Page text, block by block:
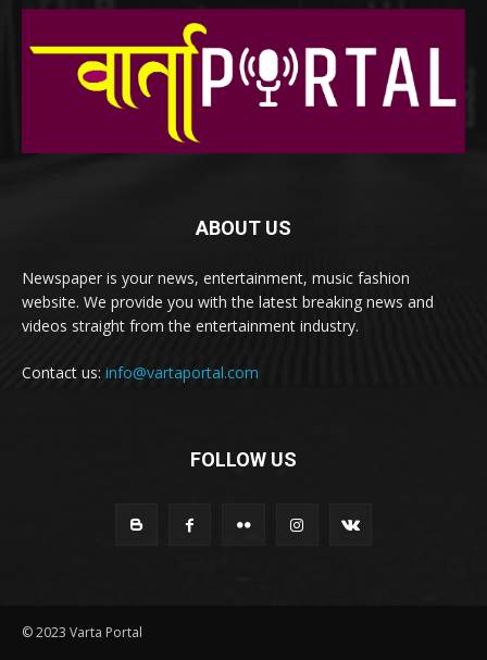
ABOUT US
Newspaper is your news, entertainment, music fashion
website. We provide you with the latest breaking news and
videos straight from the entertainment industry.
Contact us: info@vartaportal.com
FOLLOW US
© 2023 Varta Portal